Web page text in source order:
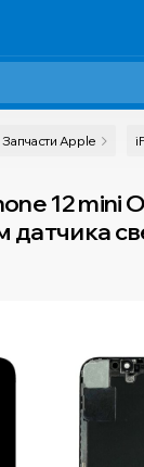
Запчасти Apple
12 mini
датчика